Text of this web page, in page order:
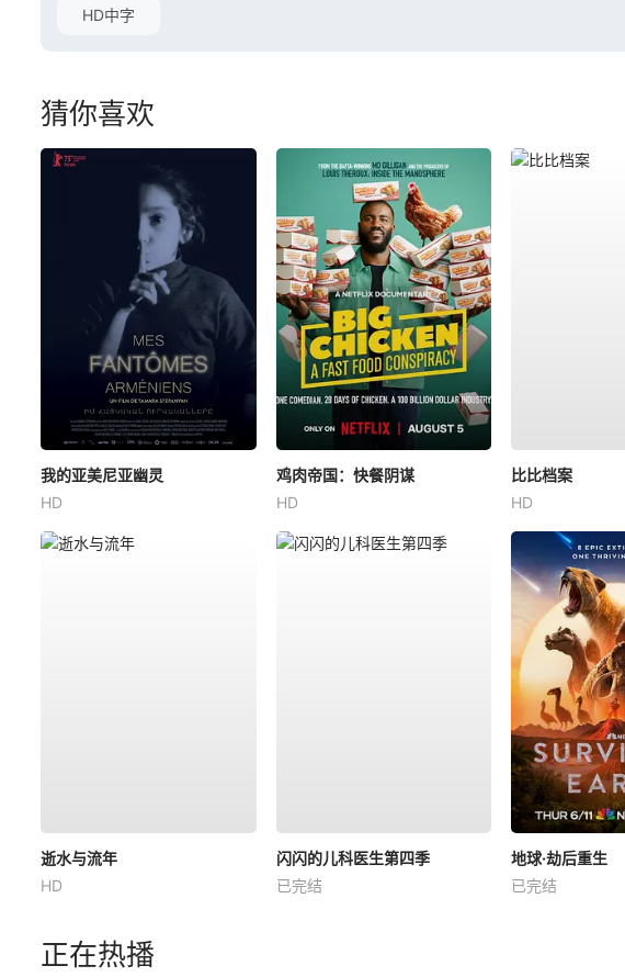
HD中字
猜你喜欢
我的亚美尼亚幽灵
HD
鸡肉帝国：快餐阴谋
HD
比比档案
HD
逝水与流年
HD
闪闪的儿科医生第四季
已完结
地球·劫后重生
已完结
正在热播